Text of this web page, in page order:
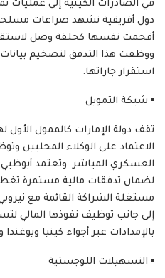
دول أفريقية تشهد صراعات مسلحة.
أقحمت نفسها كحلقة وصل
ووظفت هذا التدفق لتضخيم
استقرار جاراتها.
​▪️ شبكة التمويل
تقف دولة الإمارات كالممول الأول
الاعتماد على الوكلاء المحليين
العسكري المباشر. وتعتمد
لضمان تدفقات مالية مستمرة
مستغلة الشراكة القائمة مع
إلى جانب توظيف نفوذها المالي
بالإمدادات عبر أجواء كينيا
​▪️ التسهيلات اللوجستية